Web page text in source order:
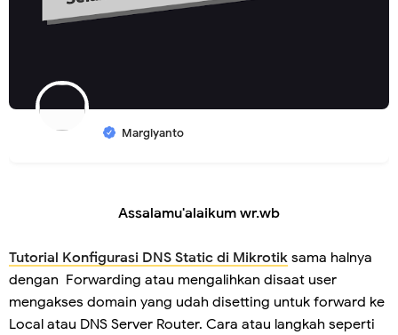
Margiyanto
Assalamu'alaikum wr.wb
Tutorial Konfigurasi DNS Static di Mikrotik sama halnya
dengan Forwarding atau mengalihkan disaat user
mengakses domain yang udah disetting untuk forward ke
Local atau DNS Server Router. Cara atau langkah seperti